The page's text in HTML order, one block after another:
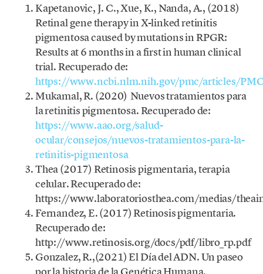
Kapetanovic, J. C., Xue, K., Nanda, A., (2018)
Retinal gene therapy in X-linked retinitis
pigmentosa caused by mutations in RPGR:
Results at 6 months in a first in human clinical
trial. Recuperado de:
https://www.ncbi.nlm.nih.gov/pmc/articles/
Mukamal, R. (2020) Nuevos tratamientos para
la retinitis pigmentosa. Recuperado de:
https://www.aao.org/salud-
ocular/consejos/nuevos-tratamientos-para-la-
retinitis-pigmentosa
Thea (2017) Retinosis pigmentaria, terapia
celular. Recuperado de:
https://www.laboratoriosthea.com/medias/
Fernandez, E. (2017) Retinosis pigmentaria.
Recuperado de:
http://www.retinosis.org/docs/pdf/libro_rp.pdf
Gonzalez, R.,(2021) El Día del ADN. Un paseo